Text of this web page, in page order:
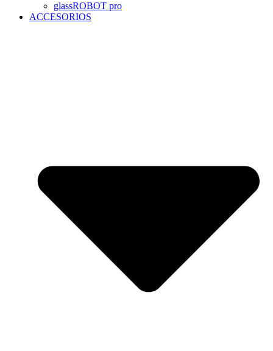
glassROBOT pro
ACCESORIOS